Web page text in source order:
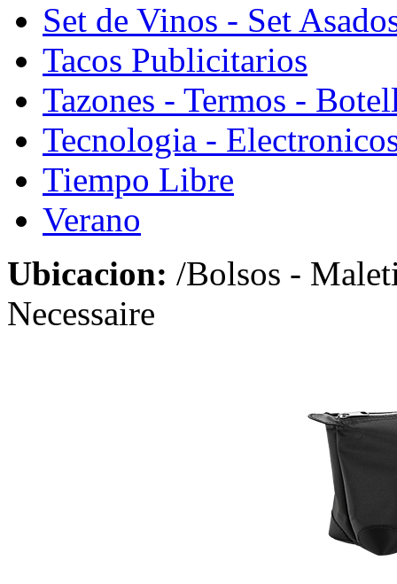
Set de Vinos - Set
Tacos Publicitarios
Tazones - Termos -
Tecnologia -
Tiempo Libre
Verano
Ubicacion: /Bolsos -
Necessaire